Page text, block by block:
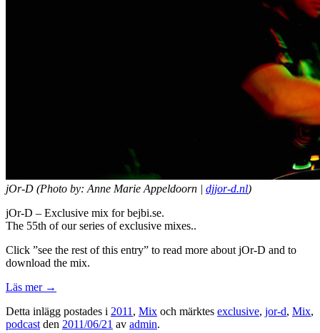
jOr-D (Photo by: Anne Marie Appeldoorn | djjor-d.nl)
jOr-D – Exclusive mix for bejbi.se.
The 55th of our series of exclusive mixes..
Click ”see the rest of this entry” to read more about jOr-D and to
download the mix.
Läs mer →
Detta inlägg postades i 2011 , Mix och märktes exclusive, jor-d, Mix,
podcast den 2011/06/21 av admin.